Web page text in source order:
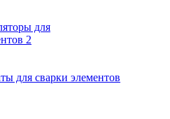
для
2
для сварки элементов